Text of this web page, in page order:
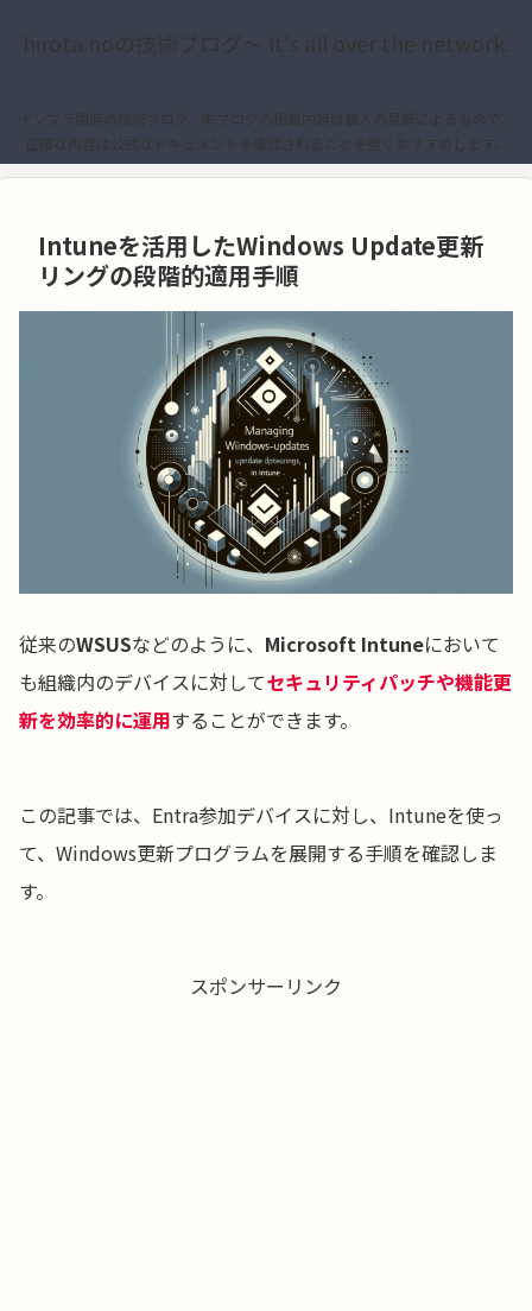
hirota.noの技術ブログ〜 It's all over the network.
インフラ関連の技術ブログ。本ブログの掲載内容は個人の見解によるもので、
正確な内容は公式なドキュメントを確認されることを強くおすすめします。
Intuneを活用したWindows Update更新
リングの段階的適用手順
従来のWSUSなどのように、 Microsoft Intuneにおいて
も組織内のデバイスに対してセキュリティパッチや機能更
新を効率的に運用することができます。
この記事では、Entra参加デバイスに対し、Intuneを使っ
て、Windows更新プログラムを展開する手順を確認しま
す。
スポンサーリンク